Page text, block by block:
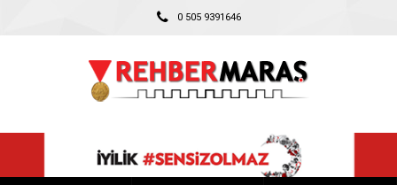
0 505 9391646